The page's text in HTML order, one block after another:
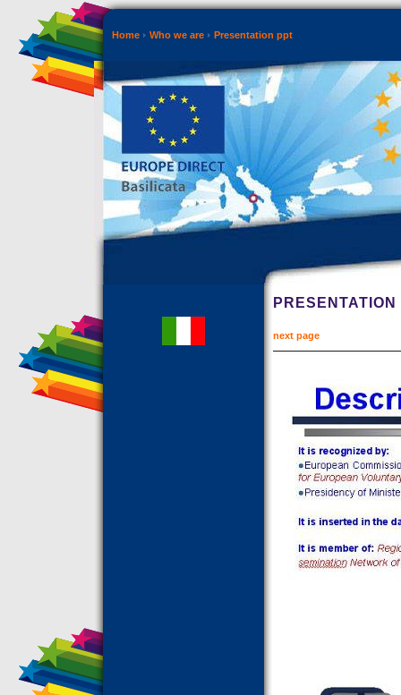
Home Who we are Presentation ppt
PRESENTATION
next page